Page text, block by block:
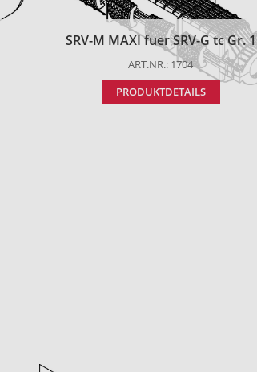
SRV-M MAXI fuer SRV-G tc Gr. 1
ART.NR.: 1704
PRODUKTDETAILS